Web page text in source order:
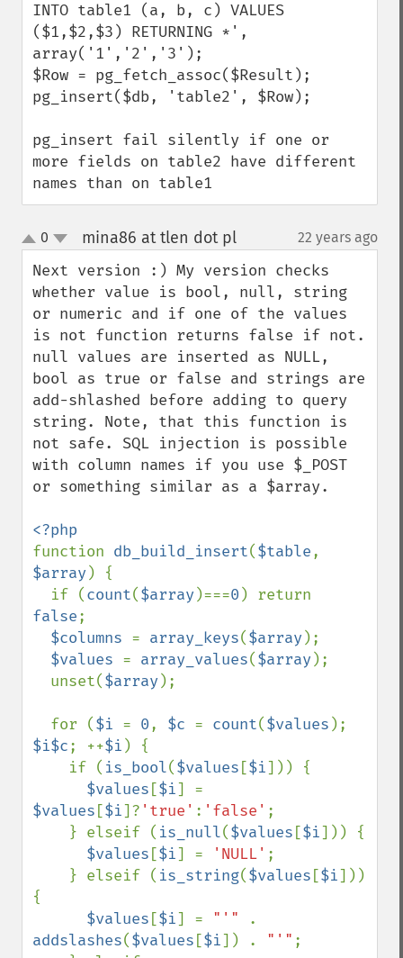
INTO table1 (a, b, c) VALUES
($1,$2,$3) RETURNING *',
array('1','2','3');
$Row = pg_fetch_assoc($Result);
pg_insert($db, 'table2', $Row);
pg_insert fail silently if one or
more fields on table2 have different
names than on table1
up
down
0 mina86 at tlen dot pl¶ 22 years ago
Next version :) My version checks
whether value is bool, null, string
or numeric and if one of the values
is not function returns false if not.
null values are inserted as NULL,
bool as true or false and strings are
add-shlashed before adding to query
string. Note, that this function is
not safe. SQL injection is possible
with column names if you use $_POST
or something similar as a $array.
function db_build_insert($table
$array ) {
  if (
count($array )===0
false;
$columns = array_keys($array );
$values = array_values($array );
  unset(
$array );
  for (
$i = 0, $c = count($values
$i$c; ++$i ) {
    if (
is_bool($values [$i])) {
$values [$i
$values [$i]? 'true' : 'false' ;
    } elseif (
is_null($values [$i])) {
$values [$i] = 'NULL' ;
    } elseif (
is_string($values [$i]))
{
$values [$i] = "'"
addslashes($values [$i]) . "'" ;